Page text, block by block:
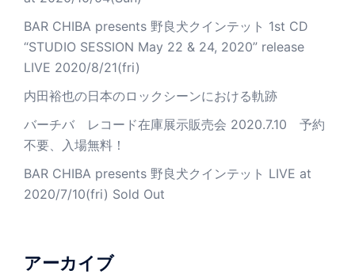
BAR CHIBA presents 野良犬クインテット 1st CD
“STUDIO SESSION May 22 & 24, 2020” release
LIVE 2020/8/21(fri)
内田裕也の日本のロックシーンにおける軌跡
バーチバ レコード在庫展示販売会 2020.7.10 予約
不要、入場無料！
BAR CHIBA presents 野良犬クインテット LIVE at
2020/7/10(fri) Sold Out
アーカイブ